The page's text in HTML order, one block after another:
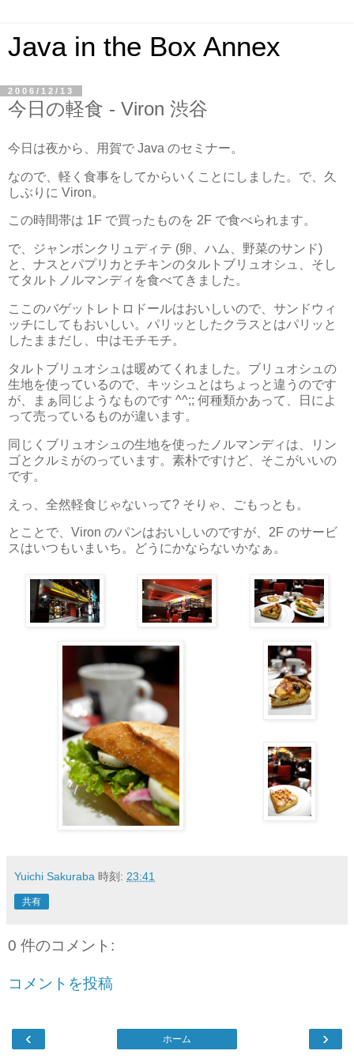
Java in the Box Annex
2006/12/13
今日の軽食 - Viron 渋谷
今日は夜から、用賀で Java のセミナー。
なので、軽く食事をしてからいくことにしました。で、久
しぶりに Viron。
この時間帯は 1F で買ったものを 2F で食べられます。
で、ジャンボンクリュディテ (卵、ハム、野菜のサンド)
と、ナスとパプリカとチキンのタルトブリュオシュ、そし
てタルトノルマンディを食べてきました。
ここのバゲットレトロドールはおいしいので、サンドウィ
ッチにしてもおいしい。パリッとしたクラスとはパリッと
したままだし、中はモチモチ。
タルトブリュオシュは暖めてくれました。ブリュオシュの
生地を使っているので、キッシュとはちょっと違うのです
が、まぁ同じようなものです ^^;; 何種類かあって、日によ
って売っているものが違います。
同じくブリュオシュの生地を使ったノルマンディは、リン
ゴとクルミがのっています。素朴ですけど、そこがいいの
です。
えっ、全然軽食じゃないって? そりゃ、ごもっとも。
とことで、Viron のパンはおいしいのですが、2F のサービ
スはいつもいまいち。どうにかならないかなぁ。
Yuichi Sakuraba 時刻: 23:41
共有
0 件のコメント:
コメントを投稿
‹ ›
ホーム